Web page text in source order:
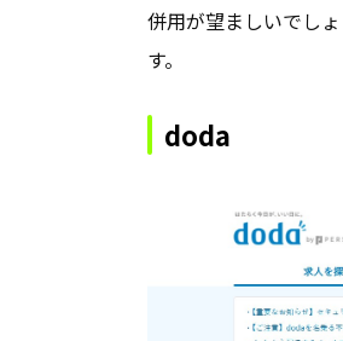
併用が望ましいでし
す。
doda